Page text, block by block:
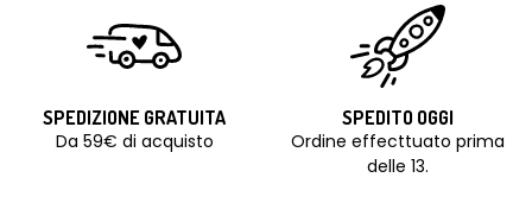
SPEDIZIONE GRATUITA
Da 59€ di acquisto
SPEDITO OGGI
Ordine effecttuato prima
delle 13.